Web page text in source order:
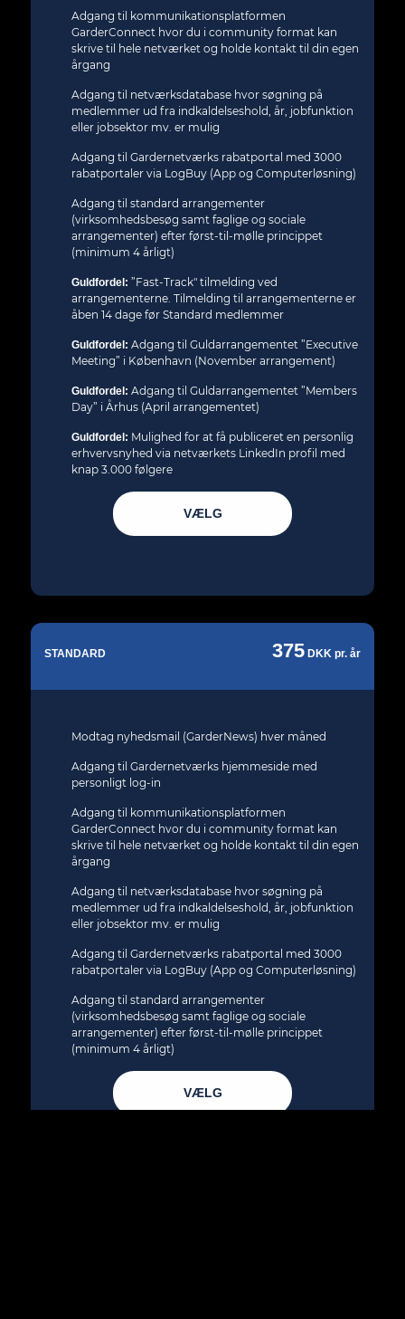
Adgang til kommunikationsplatformen
GarderConnect hvor du i community format kan
skrive til hele netværket og holde kontakt til din egen
årgang
Adgang til netværksdatabase hvor søgning på
medlemmer ud fra indkaldelseshold, år, jobfunktion
eller jobsektor mv. er mulig
Adgang til Gardernetværks rabatportal med 3000
rabatportaler via LogBuy (App og Computerløsning)
Adgang til standard arrangementer
(virksomhedsbesøg samt faglige og sociale
arrangementer) efter først-til-mølle princippet
(minimum 4 årligt)
Guldfordel: ”Fast-Track" tilmelding ved
arrangementerne. Tilmelding til arrangementerne er
åben 14 dage før Standard medlemmer
Guldfordel: Adgang til Guldarrangementet ”Executive
Meeting” i København (November arrangement)
Guldfordel: Adgang til Guldarrangementet ”Members
Day” i Århus (April arrangementet)
Guldfordel: Mulighed for at få publiceret en personlig
erhvervsnyhed via netværkets LinkedIn profil med
knap 3.000 følgere
VÆLG
STANDARD 375 DKK pr. år
Modtag nyhedsmail (GarderNews) hver måned
Adgang til Gardernetværks hjemmeside med
personligt log-in
Adgang til kommunikationsplatformen
GarderConnect hvor du i community format kan
skrive til hele netværket og holde kontakt til din egen
årgang
Adgang til netværksdatabase hvor søgning på
medlemmer ud fra indkaldelseshold, år, jobfunktion
eller jobsektor mv. er mulig
Adgang til Gardernetværks rabatportal med 3000
rabatportaler via LogBuy (App og Computerløsning)
Adgang til standard arrangementer
(virksomhedsbesøg samt faglige og sociale
arrangementer) efter først-til-mølle princippet
(minimum 4 årligt)
VÆLG